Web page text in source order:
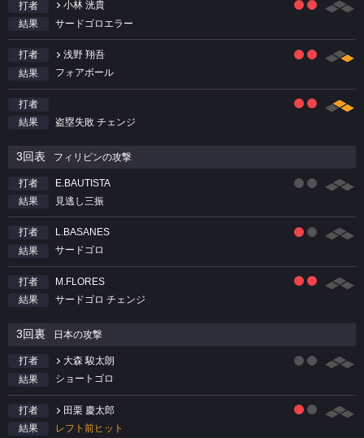
打者
小林 洸貴
結果
サードゴロエラー
打者
浅野 翔吾
結果
フォアボール
打者
結果
盗塁失敗 チェンジ
3回表 フィリピンの攻撃
打者
E.BAUTISTA
結果
見逃し三振
打者
L.BASANES
結果
サードゴロ
打者
M.FLORES
結果
サードゴロ チェンジ
3回裏 日本の攻撃
打者
大森 駿太朗
結果
ショートゴロ
打者
田栗 慶太郎
結果
レフト前ヒット